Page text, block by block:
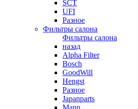
SCT
UFI
Разное
Фильтры салона
Фильтры салона
назад
Alpha Filter
Bosch
GoodWill
Hengst
Разное
Japanparts
Mann